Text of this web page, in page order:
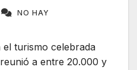
NO HAY
turismo celebrada
a entre 20.000 y